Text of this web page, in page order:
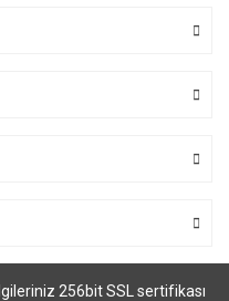
256bit SSL sertifikası